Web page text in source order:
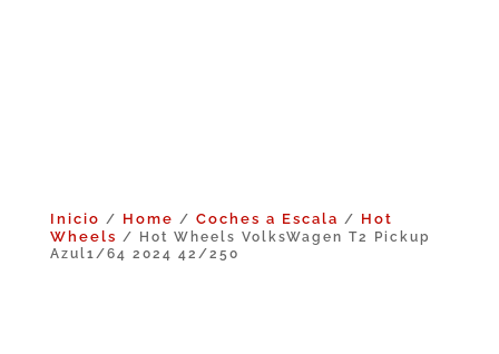
Inicio / Home / Coches a Escala / Hot
Wheels / Hot Wheels VolksWagen T2 Pickup
Azul1/64 2024 42/250